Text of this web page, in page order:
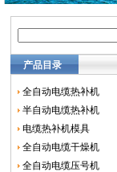
产品目录
全自动电缆热补机
半自动电缆热补机
电缆热补机模具
全自动电缆干燥机
全自动电缆压号机